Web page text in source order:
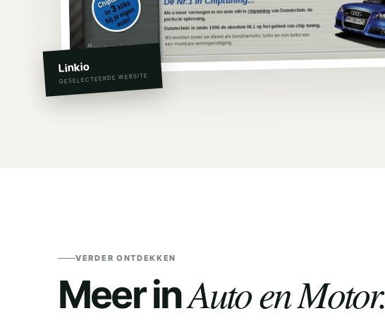
Linkio
GESELECTEERDE WEBSITE
VERDER ONTDEKKEN
Meer inAuto en Motor.